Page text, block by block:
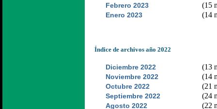
Febrero 2023 (15
Enero 2023 (14
Índice de archivos año 2022
Diciembre 2022 (13
Noviembre 2022 (14
Octubre 2022 (21
Septiembre 2022 (24
Agosto 2022 (22